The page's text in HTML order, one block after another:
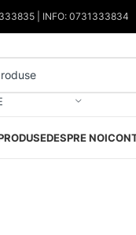
| INFO: 0731333834
DESPRE NOI